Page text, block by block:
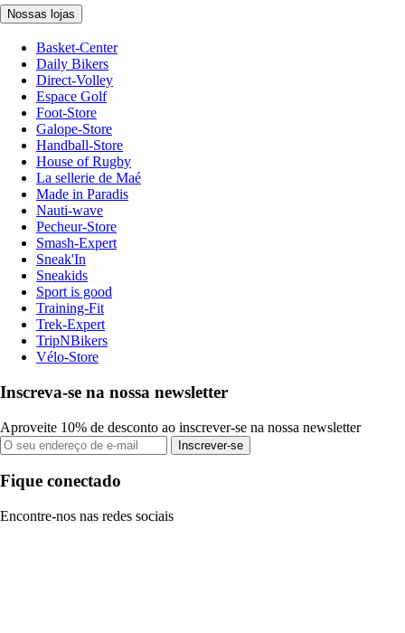
Nossas lojas
Basket-Center
Daily Bikers
Direct-Volley
Espace Golf
Foot-Store
Galope-Store
Handball-Store
House of Rugby
La sellerie de Maé
Made in Paradis
Nauti-wave
Pecheur-Store
Smash-Expert
Sneak'In
Sneakids
Sport is good
Training-Fit
Trek-Expert
TripNBikers
Vélo-Store
Inscreva-se na nossa newsletter
Aproveite 10% de desconto ao inscrever-se na nossa newsletter
Inscrever-se
Fique conectado
Encontre-nos nas redes sociais